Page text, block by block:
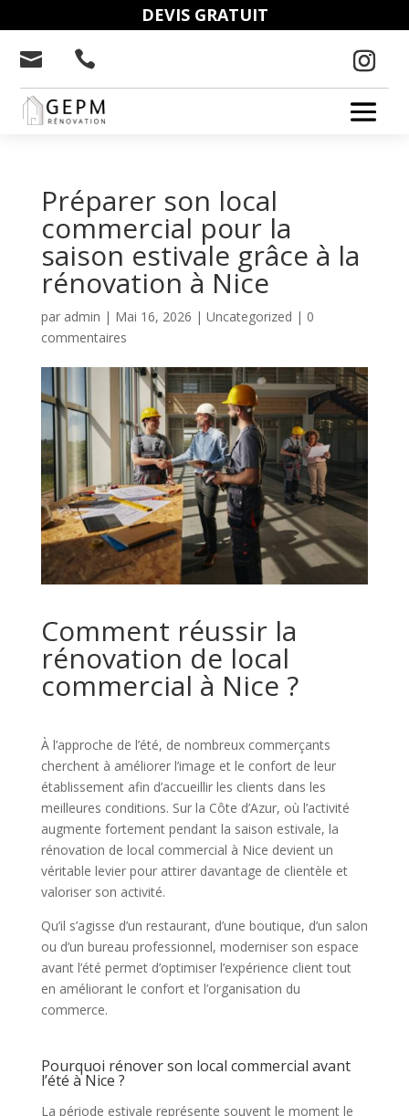
DEVIS GRATUIT
 
Préparer son local
commercial pour la
saison estivale grâce à la
rénovation à Nice
par admin | Mai 16, 2026 | Uncategorized | 0
commentaires
Comment réussir la
rénovation de local
commercial à Nice ?
À l’approche de l’été, de nombreux commerçants
cherchent à améliorer l’image et le confort de leur
établissement afin d’accueillir les clients dans les
meilleures conditions. Sur la Côte d’Azur, où l’activité
augmente fortement pendant la saison estivale, la
rénovation de local commercial à Nice devient un
véritable levier pour attirer davantage de clientèle et
valoriser son activité.
Qu’il s’agisse d’un restaurant, d’une boutique, d’un salon
ou d’un bureau professionnel, moderniser son espace
avant l’été permet d’optimiser l’expérience client tout
en améliorant le confort et l’organisation du
commerce.
Pourquoi rénover son local commercial avant
l’été à Nice ?
La période estivale représente souvent le moment le